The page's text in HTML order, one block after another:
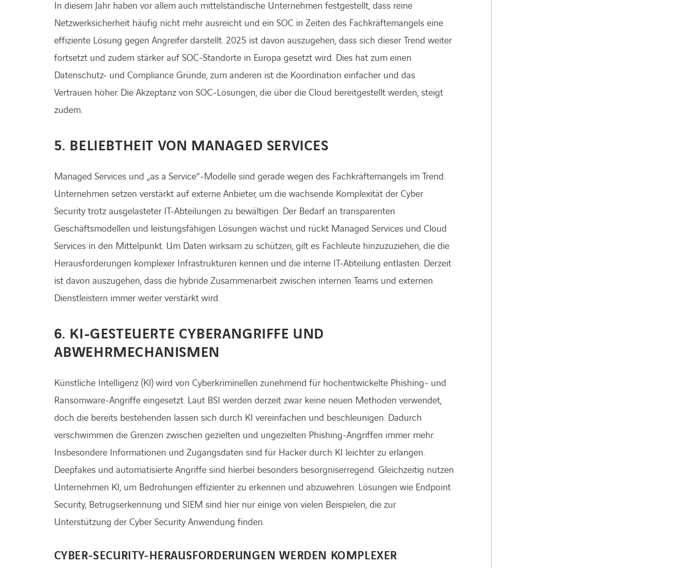
In diesem Jahr haben vor allem auch mittelständische Unternehmen festgestellt, dass reine
Netzwerksicherheit häufig nicht mehr ausreicht und ein SOC in Zeiten des Fachkräftemangels eine
effiziente Lösung gegen Angreifer darstellt. 2025 ist davon auszugehen, dass sich dieser Trend weiter
fortsetzt und zudem stärker auf SOC-Standorte in Europa gesetzt wird. Dies hat zum einen
Datenschutz- und Compliance Gründe, zum anderen ist die Koordination einfacher und das
Vertrauen höher. Die Akzeptanz von SOC-Lösungen, die über die Cloud bereitgestellt werden, steigt
zudem.
5. BELIEBTHEIT VON MANAGED SERVICES
Managed Services und „as a Service“-Modelle sind gerade wegen des Fachkräftemangels im Trend.
Unternehmen setzen verstärkt auf externe Anbieter, um die wachsende Komplexität der Cyber
Security trotz ausgelasteter IT-Abteilungen zu bewältigen. Der Bedarf an transparenten
Geschäftsmodellen und leistungsfähigen Lösungen wächst und rückt Managed Services und Cloud
Services in den Mittelpunkt. Um Daten wirksam zu schützen, gilt es Fachleute hinzuzuziehen, die die
Herausforderungen komplexer Infrastrukturen kennen und die interne IT-Abteilung entlasten. Derzeit
ist davon auszugehen, dass die hybride Zusammenarbeit zwischen internen Teams und externen
Dienstleistern immer weiter verstärkt wird.
6. KI-GESTEUERTE CYBERANGRIFFE UND
ABWEHRMECHANISMEN
Künstliche Intelligenz (KI) wird von Cyberkriminellen zunehmend für hochentwickelte Phishing- und
Ransomware-Angriffe eingesetzt. Laut BSI werden derzeit zwar keine neuen Methoden verwendet,
doch die bereits bestehenden lassen sich durch KI vereinfachen und beschleunigen. Dadurch
verschwimmen die Grenzen zwischen gezielten und ungezielten Phishing-Angriffen immer mehr.
Insbesondere Informationen und Zugangsdaten sind für Hacker durch KI leichter zu erlangen.
Deepfakes und automatisierte Angriffe sind hierbei besonders besorgniserregend. Gleichzeitig nutzen
Unternehmen KI, um Bedrohungen effizienter zu erkennen und abzuwehren. Lösungen wie Endpoint
Security, Betrugserkennung und SIEM sind hier nur einige von vielen Beispielen, die zur
Unterstützung der Cyber Security Anwendung finden.
CYBER-SECURITY-HERAUSFORDERUNGEN WERDEN KOMPLEXER